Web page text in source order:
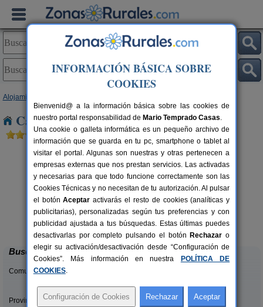
Alojamientos
Casas Rurales cerca de Cuevas del Sil
8+1 pers.
desde27 €
Complejo Rural Aguas Frías
La Omañuela (León)
Buscar
Comunidades:
Provincias/Islas:
INFORMACIÓN BÁSICA SOBRE
COOKIES
Bienvenid@ a la información básica sobre las cookies de
nuestro portal responsabilidad de Mario Temprado Casas.
Una cookie o galleta informática es un pequeño archivo de
información que se guarda en tu pc, smartphone o tablet al
visitar el portal. Algunas son nuestras y otras pertenecen a
empresas externas que nos prestan servicios. Las activadas
y necesarias para que todo funcione correctamente son las
Cookies Técnicas y no necesitan de tu autorización. Al pulsar
el botónAceptar activarás el resto de cookies (analíticas y
publicitarias), personalizadas según tus preferencias y con
publicidad ajustada a tus búsquedas. Estas últimas puedes
desactivarlas por completo pulsando el botón Rechazar o
elegir su activación/desactivación desde “Configuración de
Cookies”. Más información en nuestra
POLÍTICA DE
COOKIES.